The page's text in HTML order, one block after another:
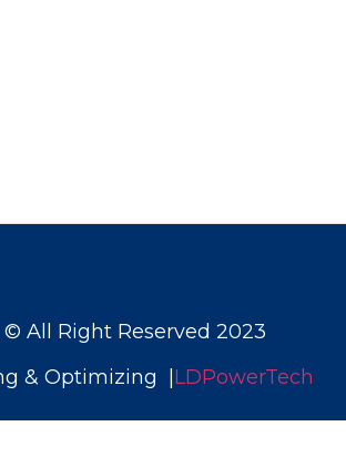
© All Right Reserved 2023
& Optimizing | LDPowerTech